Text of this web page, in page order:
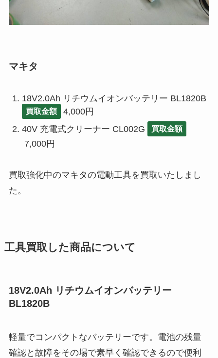
マキタ
18V2.0Ah リチウムイオンバッテリー BL1820B
買取金額
4,000円
40V 充電式クリーナー CL002G
買取金額
7,000円
買取強化中のマキタの電動工具を買取いたしまし
た。
工具買取した商品について
18V2.0Ah リチウムイオンバッテリー
BL1820B
軽量でコンパクトなバッテリーです。電池の残量
確認と故障をその場で素早く確認できるので便利